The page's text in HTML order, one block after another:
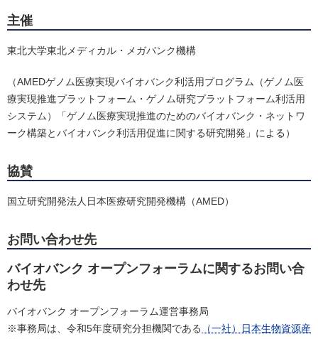
主催
東北大学東北メディカル・メガバンク機構
（AMEDゲノム医療実現バイオバンク利活用プログラム（ゲノム医
療実現推進プラットフォーム・ゲノム研究プラットフォーム利活用
システム）「ゲノム医療実現推進のためのバイオバンク・ネットワ
ーク構築とバイオバンク利活用促進に関する研究開発」による）
協賛
国立研究開発法人日本医療研究開発機構（AMED）
お問い合わせ先
バイオバンク オープンフォーラムに関するお問い合
わせ先
バイオバンク オープンフォーラム運営事務局
※事務局は、令和5年度研究分担機関である
（一社）日本生物資源産